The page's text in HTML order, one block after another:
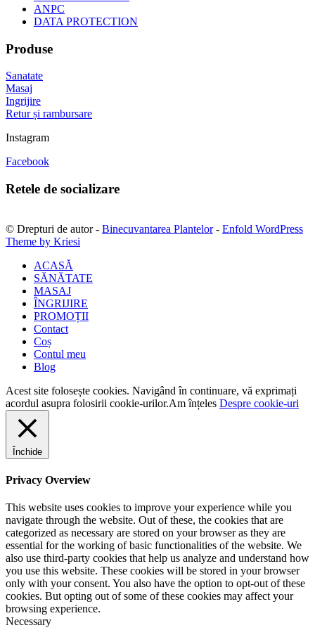
ANPC
DATA PROTECTION
Produse
Sanatate
Masaj
Ingrijire
Retur și rambursare
Instagram
Facebook
Retele de socializare
© Drepturi de autor - Binecuvantarea Plantelor- Enfold WordPress
Theme by Kriesi
ACASĂ
SĂNĂTATE
MASAJ
ÎNGRIJIRE
PROMOȚII
Contact
Coș
Contul meu
Blog
Acest site folosește cookies. Navigând în continuare, vă exprimați
acordul asupra folosirii cookie-urilor.Am înțeles Despre cookie-uri
Închide
Privacy Overview
This website uses cookies to improve your experience while you
navigate through the website. Out of these, the cookies that are
categorized as necessary are stored on your browser as they are
essential for the working of basic functionalities of the website. We
also use third-party cookies that help us analyze and understand how
you use this website. These cookies will be stored in your browser
only with your consent. You also have the option to opt-out of these
cookies. But opting out of some of these cookies may affect your
browsing experience.
Necessary